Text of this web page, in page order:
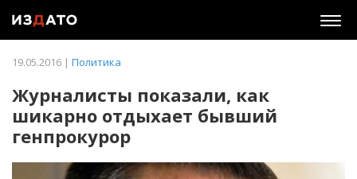
19.05.2016 | Политика
Журналисты показали, как
шикарно отдыхает бывший
генпрокурор